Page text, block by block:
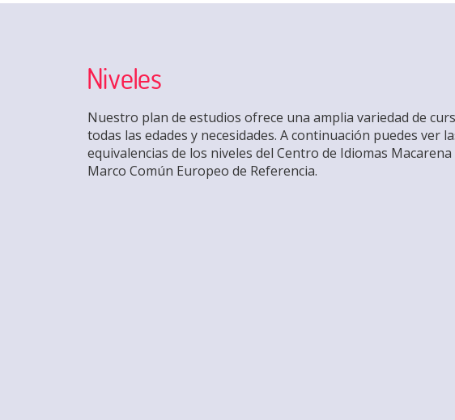
Niveles
Nuestro plan de estudios ofrece una amplia variedad de
todas las edades y necesidades. A continuación puedes ver
equivalencias de los niveles del Centro de Idiomas
Marco Común Europeo de Referencia.